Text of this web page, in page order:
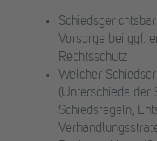
Vorsorge bei ggf.
Rechtsschutz
Welcher
(Unterschiede der
Schiedsregeln,